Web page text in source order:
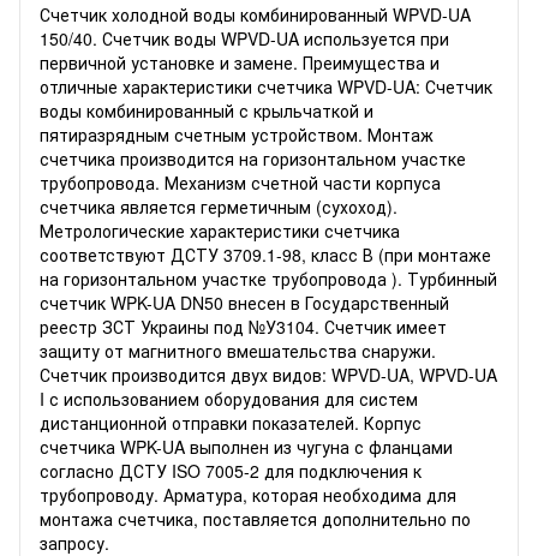
Счетчик холодной воды комбинированный WPVD-UA
150/40. Счетчик воды WPVD-UA используется при
первичной установке и замене. Преимущества и
отличные характеристики счетчика WPVD-UA: Счетчик
воды комбинированный с крыльчаткой и
пятиразрядным счетным устройством. Монтаж
счетчика производится на горизонтальном участке
трубопровода. Механизм счетной части корпуса
счетчика является герметичным (сухоход).
Метрологические характеристики счетчика
соответствуют ДСТУ 3709.1-98, класс В (при монтаже
на горизонтальном участке трубопровода ). Турбинный
счетчик WPK-UA DN50 внесен в Государственный
реестр ЗСТ Украины под №У3104. Счетчик имеет
защиту от магнитного вмешательства снаружи.
Счетчик производится двух видов: WPVD-UA, WPVD-UA
I с использованием оборудования для систем
дистанционной отправки показателей. Корпус
счетчика WPK-UA выполнен из чугуна с фланцами
согласно ДСТУ ISO 7005-2 для подключения к
трубопроводу. Арматура, которая необходима для
монтажа счетчика, поставляется дополнительно по
запросу.